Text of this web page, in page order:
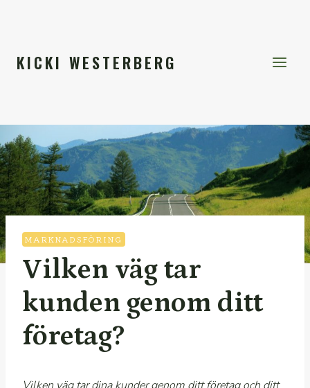
KICKI WESTERBERG
MARKNADSFÖRING
Vilken väg tar
kunden genom ditt
företag?